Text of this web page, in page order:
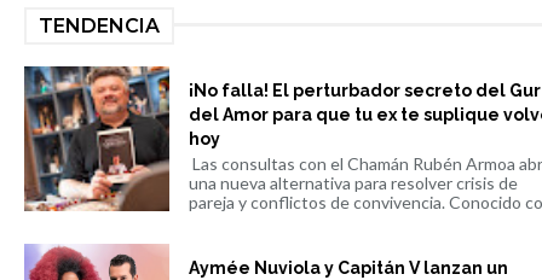
TENDENCIA
¡No falla! El perturbador secreto del
del Amor para que tu ex te suplique
hoy
Las consultas con el Chamán Rubén Armoa
una nueva alternativa para resolver crisis de
pareja y conflictos de convivencia. Conocido
Aymée Nuviola y Capitán V lanzan un